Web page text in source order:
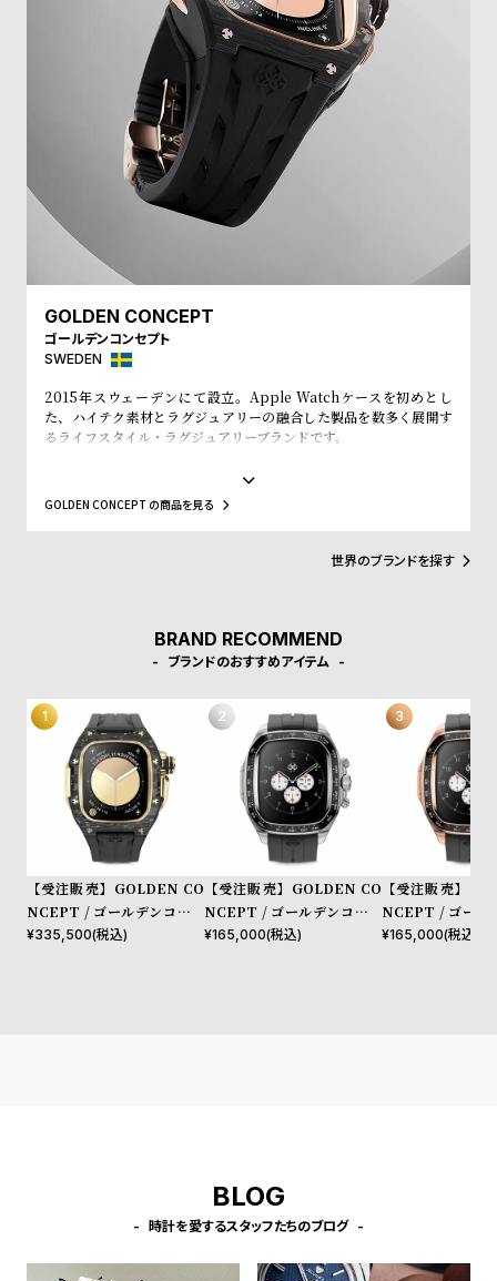
ピ
ガ
つ
ラ
ス
質わ
GOLDEN CONCEPT
ゴールデンコンセプト
SWEDEN
2015年スウェーデンにて設立。Apple Watchケースを初めとし
た、ハイテク素材とラグジュアリーの融合した製品を数多く展開す
るライフスタイル・ラグジュアリーブランドです。
観を与えるための時計ケースとストラ ップを豊富に取り揃えていま
す。お手持ちのApple Watchに「付属のネジを止めるだけで簡単に
装着が可能」。Apple Watchとは思えない”高級時計”に仕上がりま
す。このクラシックなデザインは、あらゆるライフスタイルにマッ
GOLDEN CONCEPT の商品を見る
世界のブランドを探す
BRAND RECOMMEND
ブランドのおすすめアイテム
【受注販売】GOLDEN CO
NCEPT / ゴールデンコンセ
プト Apple Watch 10 46M
¥335,500(税込)
【受注販売】GOLDEN CO
NCEPT / ゴールデンコンセ
プト Apple Watch 10 46M
¥165,000(税込)
【受注販売】
NCEPT / ゴール
プト Apple
¥165,000(税込)
BLOG
時計を愛するスタッフたちのブログ